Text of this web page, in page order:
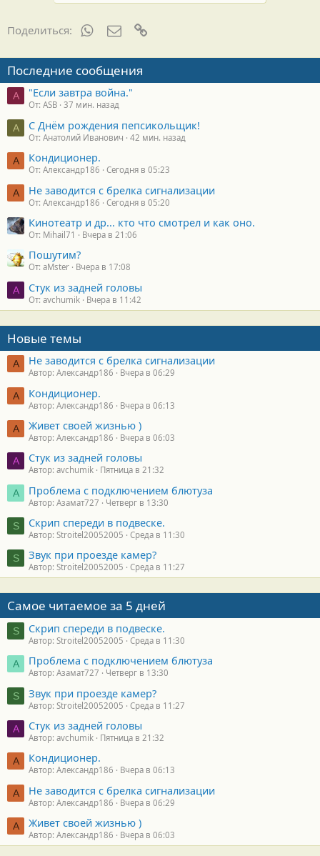
а
р
о
с
т
:
Поделиться: WhatsAppЭлектронная почта
Последние сообщения
A "Если завтра война."
От: ASB 37 мин. назад
А С Днём рождения пепсикольщик!
От: Анатолий Иванович 42 мин. назад
А Кондиционер.
От: Александр186 Сегодня в 05:23
А Не заводится с брелка сигнализации
От: Александр186 Сегодня в 05:20
Кинотеатр и др... кто что смотрел и как оно.
От: Mihail71 Вчера в 21:06
Пошутим?
От: aMster Вчера в 17:08
A Стук из задней головы
От: avchumik Вчера в 11:42
Новые темы
А Не заводится с брелка сигнализации
Автор: Александр186 Вчера в 06:29
А Кондиционер.
Автор: Александр186 Вчера в 06:13
А Живет своей жизнью )
Автор: Александр186 Вчера в 06:03
A Стук из задней головы
Автор: avchumik Пятница в 21:32
А Проблема с подключением блютуза
Автор: Азамат727 Четверг в 13:30
S Скрип спереди в подвеске.
Автор: Stroitel20052005 Среда в 11:30
S Звук при проезде камер?
Автор: Stroitel20052005 Среда в 11:27
Самое читаемое за 5 дней
S Скрип спереди в подвеске.
Автор: Stroitel20052005 Среда в 11:30
А Проблема с подключением блютуза
Автор: Азамат727 Четверг в 13:30
S Звук при проезде камер?
Автор: Stroitel20052005 Среда в 11:27
A Стук из задней головы
Автор: avchumik Пятница в 21:32
А Кондиционер.
Автор: Александр186 Вчера в 06:13
А Не заводится с брелка сигнализации
Автор: Александр186 Вчера в 06:29
А Живет своей жизнью )
Автор: Александр186 Вчера в 06:03